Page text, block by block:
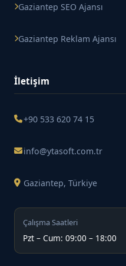
Gaziantep SEO Ajansı
Gaziantep Reklam Ajansı
İletişim
+90 533 620 74 15
info@ytasoft.com.tr
Gaziantep, Türkiye
Çalışma Saatleri
Pzt – Cum: 09:00 – 18:00